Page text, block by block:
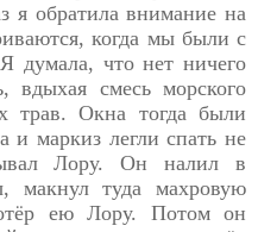
я обратила внимание на
когда мы были с
думала, что нет ничего
вдыхая смесь морского
трав. Окна тогда были
и маркиз легли спать не
Лору. Он налил в
макнул туда махровую
ею Лору. Потом он